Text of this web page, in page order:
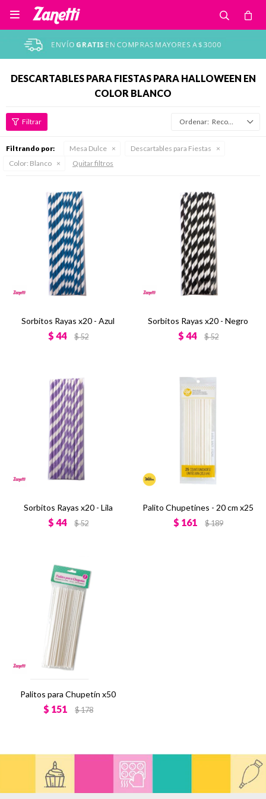

DESCARTABLES PARA FIESTAS PARA HALLOWEEN EN
COLOR BLANCO
Recomendados
Filtrando por: Mesa Dulce
Descartables para Fiestas
Color: Blanco Quitar filtros
Sorbitos Rayas x20 - Azul
$ 44 $52
Sorbitos Rayas x20 - Negro
$ 44 $52
Sorbitos Rayas x20 - Lila
$ 44 $52
Palito Chupetines - 20 cm x25
$ 161 $189
Palitos para Chupetín x50
$ 151 $178